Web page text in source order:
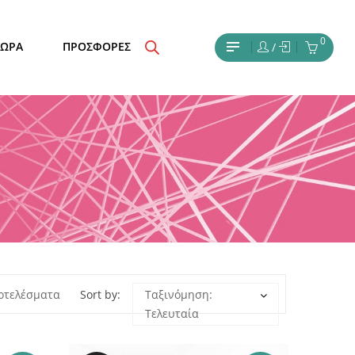
ΠΡΟΣΦΟΡΕΣ / 0
SortedSort by:
Ταξινόμηση:
Τελευταία